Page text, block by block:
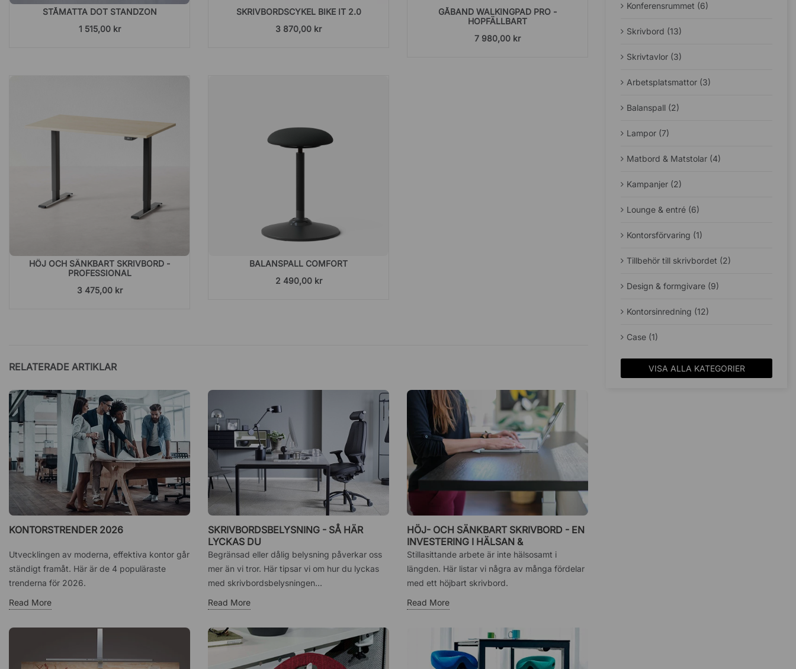
STÅMATTA DOT STANDZON
1 515,00 kr
SKRIVBORDSCYKEL BIKE IT 2.0
3 870,00 kr
GÅBAND WALKINGPAD PRO -
HOPFÄLLBART
7 980,00 kr
HÖJ OCH SÄNKBART SKRIVBORD -
PROFESSIONAL
3 475,00 kr
BALANSPALL COMFORT
2 490,00 kr
RELATERADE ARTIKLAR
KONTORSTRENDER 2026
Utvecklingen av moderna, effektiva kontor går
ständigt framåt. Här är de 4 populäraste
trenderna för 2026.
Read More
SKRIVBORDSBELYSNING - SÅ HÄR
LYCKAS DU
Begränsad eller dålig belysning påverkar oss
mer än vi tror. Här tipsar vi om hur du lyckas
med skrivbordsbelysningen...
Read More
HÖJ- OCH SÄNKBART SKRIVBORD - EN
INVESTERING I HÄLSAN &
ARBETSMILJÖN
Stillasittande arbete är inte hälsosamt i
längden. Här listar vi några av många fördelar
med ett höjbart skrivbord.
Read More
Konferensrummet (6)
Skrivbord (13)
Skrivtavlor (3)
Arbetsplatsmattor (3)
Balanspall (2)
Lampor (7)
Matbord & Matstolar (4)
Kampanjer (2)
Lounge & entré (6)
Kontorsförvaring (1)
Tillbehör till skrivbordet (2)
Design & formgivare (9)
Kontorsinredning (12)
Case (1)
VISA ALLA KATEGORIER